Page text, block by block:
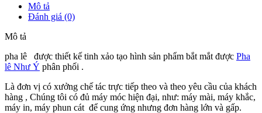
Mô tả
Đánh giá (0)
Mô tả
pha lê được thiết kế tinh xảo tạo hình sản phẩm bắt mắt được Pha
lê Như Ý phân phối .
Là đơn vị có xưởng chế tác trực tiếp theo và theo yêu cầu của khách
hàng , Chúng tôi có đủ máy móc hiện đại, như: máy mài, máy khắc,
máy in, máy phun cát để cung ứng nhưng đơn hàng lớn và gấp.